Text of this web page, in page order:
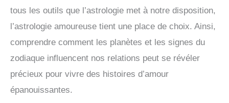
tous les outils que l’astrologie met à notre disposition,
l’astrologie amoureuse tient une place de choix. Ainsi,
comprendre comment les planètes et les signes du
zodiaque influencent nos relations peut se révéler
précieux pour vivre des histoires d’amour
épanouissantes.